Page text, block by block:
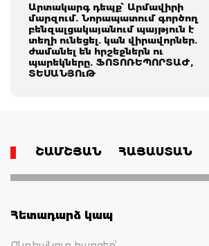
Արտակարգ դեպք՝ Արմավիրի
մարզում. Նորապատում գործող
բենզալցակայանում պայթյուն է
տեղի ունեցել. կան վիրավորներ.
ժամանել են հրշեջներն ու
պարեկները. ՖՈՏՈՌԵՊՈՐՏԱԺ,
ՏԵՍԱՆՅՈւԹ
ՇԱՄՇՅԱՆ ՀԱՅԱՍՏԱՆ
Հետադարձ կապ